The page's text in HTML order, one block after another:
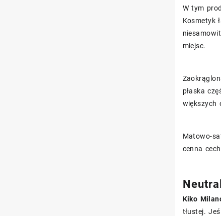
W tym
Kosmetyk
miejsc.
płaska
większych
Matowo-
cenna
Kiko
tłustej.